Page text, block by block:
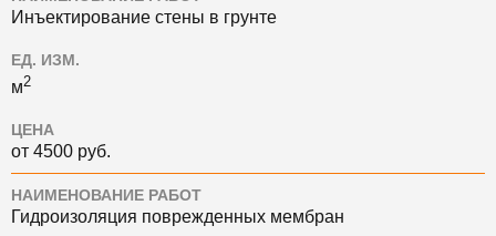
Инъектирование стены в грунте
ЕД. ИЗМ.
м2
ЦЕНА
от 4500 руб.
НАИМЕНОВАНИЕ РАБОТ
Гидроизоляция поврежденных мембран